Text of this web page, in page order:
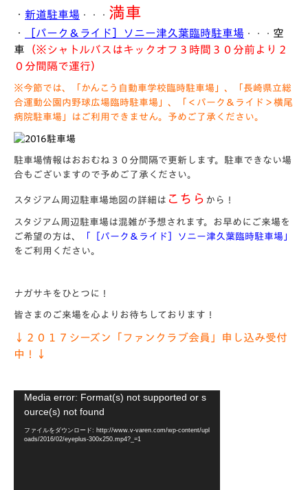
・ 新道駐車場 ・・・ 満車
・ ［パーク＆ライド］ソニー津久葉臨時駐車場 ・・・ 空
車 （※シャトルバスはキックオフ３時間３０分前より２
０分間隔で運行）
※今節では、「かんこう自動車学校臨時駐車場」、「長崎県立総
合運動公園内野球広場臨時駐車場」、「＜パーク＆ライド＞横尾
病院駐車場」はご利用できません。予めご了承ください。
駐車場情報はおおむね３０分間隔で更新します。駐車できない場
合もございますので予めご了承ください。
スタジアム周辺駐車場地図の詳細は こちら から！
スタジアム周辺駐車場は混雑が予想されます。お早めにご来場を
ご希望の方は、
「［パーク＆ライド］ソニー津久葉臨時駐車場」
をご利用ください。
ナガサキをひとつに！
皆さまのご来場を心よりお待ちしております！
↓２０１７シーズン「ファンクラブ会員」申し込み受付
中！↓
Media error: Format(s) not supported or s
ource(s) not found
ファイルをダウンロード: http://www.v-varen.com/wp-content/upl
oads/2016/02/eyeplus-300x250.mp4?_=1